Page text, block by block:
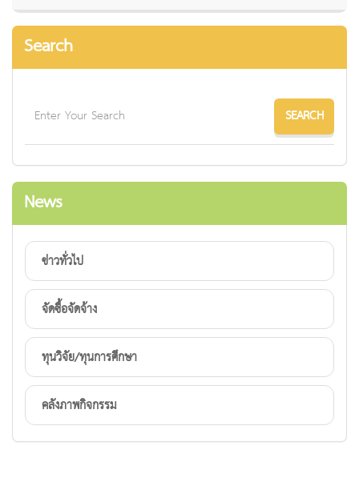
Search
News
ข่าวทั่วไป
จัดซื้อจัดจ้าง
ทุนวิจัย/ทุนการศึกษา
คลังภาพกิจกรรม